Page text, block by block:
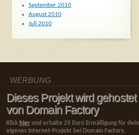
September 2010
August 2010
Juli 2010
WERBUNG
Dieses Projekt wird gehostet
von Domain Factory
Klick hier und erhalte 25 Euro Ermäßigung für dein
eigenes Internet-Projekt bei Domain Factory.